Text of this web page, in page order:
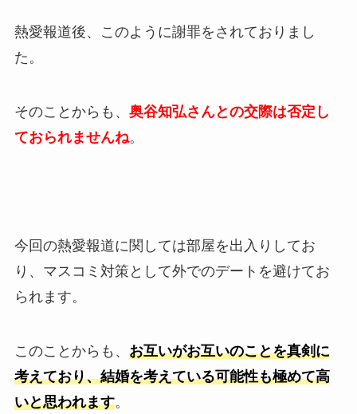
熱愛報道後、このように謝罪をされておりまし
た。
そのことからも、 奥谷知弘さんとの交際は否定し
ておられませんね。
今回の熱愛報道に関しては部屋を出入りしてお
り、マスコミ対策として外でのデートを避けてお
られます。
このことからも、 お互いがお互いのことを真剣に
考えており、結婚を考えている可能性も極めて高
いと思われます。